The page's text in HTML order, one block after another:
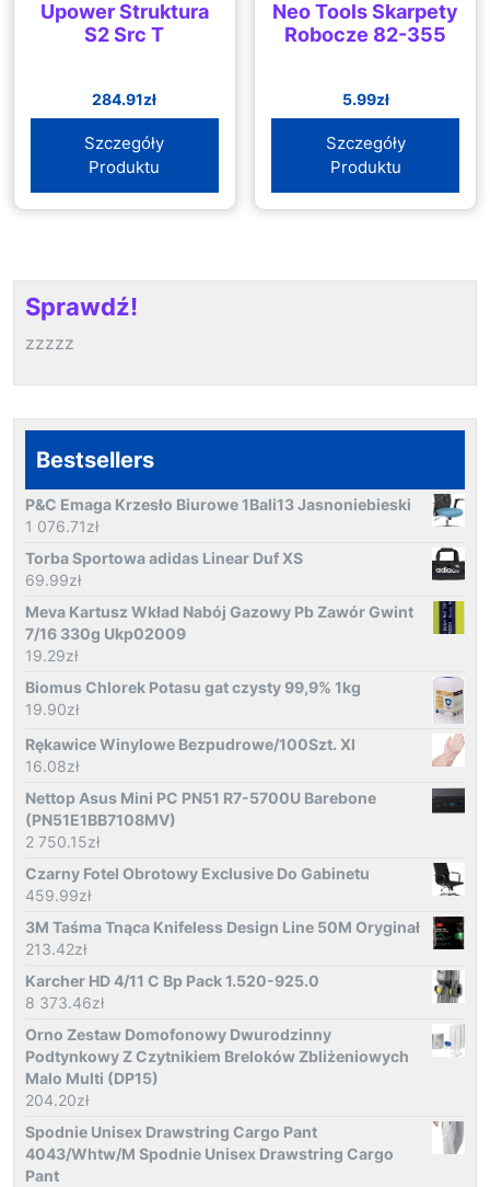
Upower Struktura
S2 Src T
284.91zł
Szczegóły
Produktu
Neo Tools Skarpety
Robocze 82-355
5.99zł
Szczegóły
Produktu
Sprawdź!
zzzzz
Bestsellers
P&C Emaga Krzesło Biurowe 1Bali13 Jasnoniebieski
1 076.71zł
Torba Sportowa adidas Linear Duf XS
69.99zł
Meva Kartusz Wkład Nabój Gazowy Pb Zawór Gwint
7/16 330g Ukp02009
19.29zł
Biomus Chlorek Potasu gat czysty 99,9% 1kg
19.90zł
Rękawice Winylowe Bezpudrowe/100Szt. Xl
16.08zł
Nettop Asus Mini PC PN51 R7-5700U Barebone
(PN51E1BB7108MV)
2 750.15zł
Czarny Fotel Obrotowy Exclusive Do Gabinetu
459.99zł
3M Taśma Tnąca Knifeless Design Line 50M Oryginał
213.42zł
Karcher HD 4/11 C Bp Pack 1.520-925.0
8 373.46zł
Orno Zestaw Domofonowy Dwurodzinny
Podtynkowy Z Czytnikiem Breloków Zbliżeniowych
Malo Multi (DP15)
204.20zł
Spodnie Unisex Drawstring Cargo Pant
4043/Whtw/M Spodnie Unisex Drawstring Cargo
Pant